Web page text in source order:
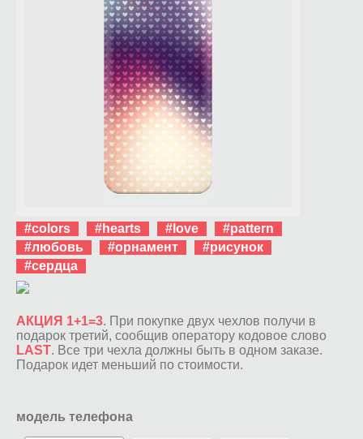
#colors #hearts #love
#pattern
#любовь
#орнамент
#рисунок
#сердца
АКЦИЯ 1+1=3. При покупке двух чехлов получи в
подарок третий, сообщив оператору кодовое слово
LAST. Все три чехла должны быть в одном заказе.
Подарок идет меньший по стоимости.
модель телефона